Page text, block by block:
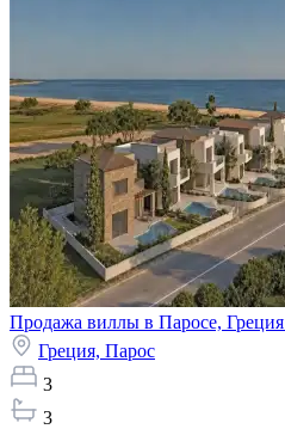
Продажа виллы в Паросе, Греция
Греция, Парос
3
3